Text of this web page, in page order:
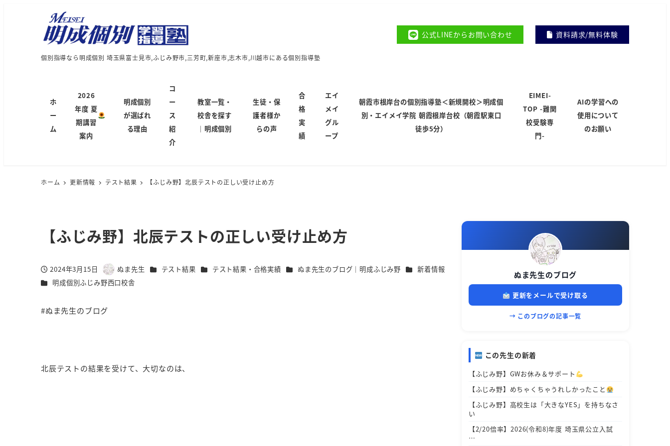
個別指導なら明成個別 埼玉県富士見市,ふじみ野市,三芳町,新座市,志木市,川越市にある個別指導塾
公式LINEからお問い合わせ 資料請求/無料体験
ホ
ー
ム
2026
年度 夏
期講習
案内
明成個別
が選ばれ
る理由
コ
ー
ス
紹
介
教室一覧・
校舎を探す
｜明成個別
生徒・保
護者様か
らの声
合
格
実
績
エイ
メイ
グル
ープ
朝霞市根岸台の個別指導塾＜新規開校＞明成個
別・エイメイ学院 朝霞根岸台校（朝霞駅東口
徒歩5分）
EIMEI-
TOP -難関
校受験専
門-
AIの学習への
使用について
のお願い
ホーム 更新情報 テスト結果 【ふじみ野】北辰テストの正しい受け止め方
【ふじみ野】北辰テストの正しい受け止め方
投稿日
2024年3月15日
著
者
ぬま先生 カテゴリー
テスト結果 カテゴリー
テスト結果・合格実績 カテゴリー
ぬま先生のブログ｜明成ふじみ野 カテゴリー
新着情報
カテゴリー
明成個別ふじみ野西口校舎
#ぬま先生のブログ
北辰テストの結果を受けて、大切なのは、
ぬま先生のブログ
更新をメールで受け取る
→ このブログの記事一覧
この先生の新着
【ふじみ野】GWお休み＆サポート
【ふじみ野】めちゃくちゃうれしかったこと
【ふじみ野】高校生は「大きなYES」を持ちなさ
い
【2/20倍率】2026(令和8)年度 埼玉県公立入試
…